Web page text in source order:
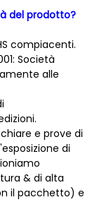
del prodotto?
compiacenti.
Società
alle
e prove di
di
& di alta
il pacchetto) e